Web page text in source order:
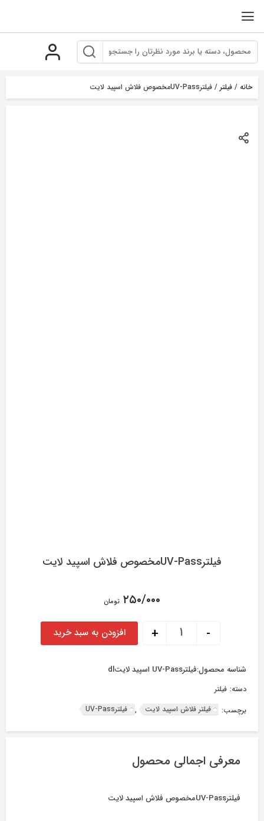
خانه / فیلتر / فیلترUV-Passمخصوص فلاش اسپید لایت
فیلترUV-Passمخصوص فلاش اسپید لایت
۲۵۰/۰۰۰ تومان
-
+ افزودن به سبد خرید
شناسه محصول:فیلترUV-Pass اسپید لایتdl
دسته: فیلتر
برچسب:
فیلتر فلاش اسپید لایت , فیلترUV-Pass
معرفی اجمالی محصول
فیلترUV-Passمخصوص فلاش اسپید لایت